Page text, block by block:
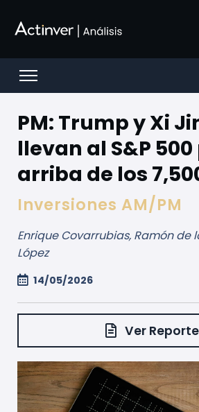
Open menu
PM: Trump y Xi
llevan al S&P
arriba de los
Inversiones AM/PM
Enrique Covarrubias, Ramón de
López
14/05/2026
Ver Reporte